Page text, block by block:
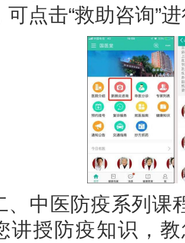
可点击“救助咨询”
医防疫系列课程
讲授防疫知识，